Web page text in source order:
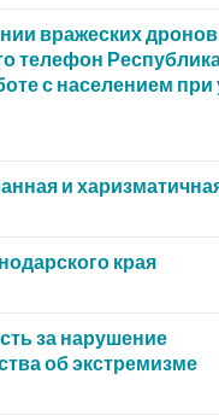
вражеских
телефон
с населением при
и
края
за нарушение
об экстремизме